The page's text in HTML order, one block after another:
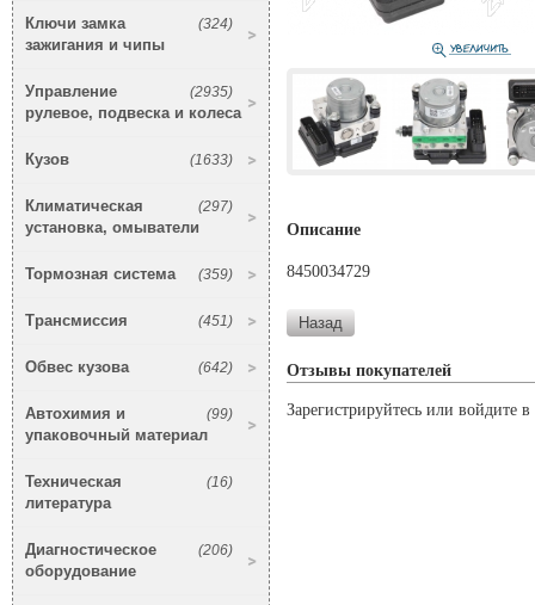
(324)
Ключи замка
зажигания и чипы
(2935)
Управление
рулевое, подвеска и колеса
(1633)
Кузов
(297)
Климатическая
установка, омыватели
(359)
Тормозная система
(451)
Трансмиссия
(642)
Обвес кузова
(99)
Автохимия и
упаковочный материал
(16)
Техническая
литература
(206)
Диагностическое
оборудование
Описание
8450034729
Отзывы покупателей
Зарегистрируйтесь или войдите